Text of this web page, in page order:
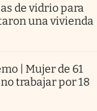
de vidrio para
una vivienda
| Mujer de 61
trabajar por 18